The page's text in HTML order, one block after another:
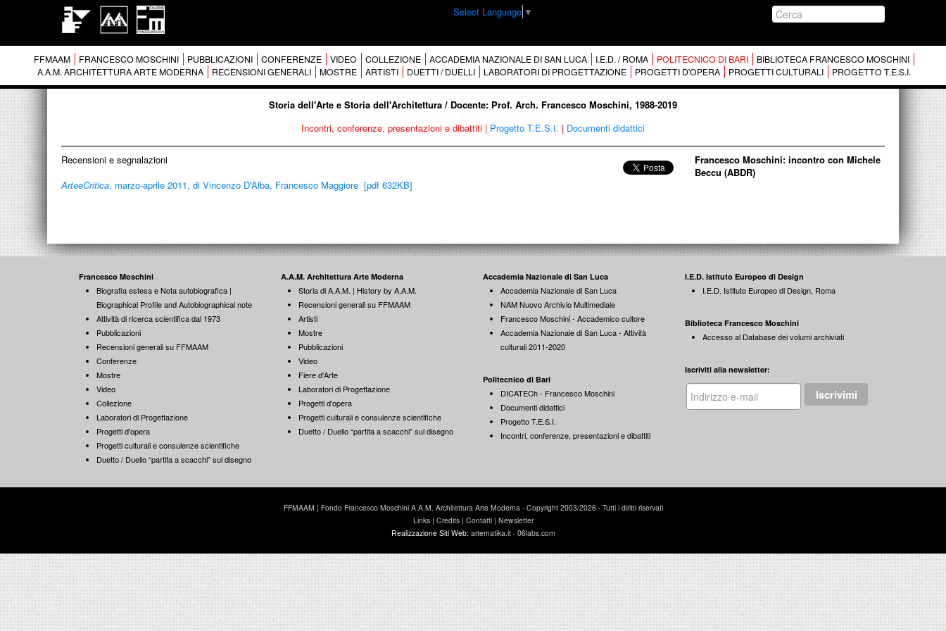
Select Language ▼
FFMAAM FRANCESCO MOSCHINI PUBBLICAZIONI CONFERENZE VIDEO COLLEZIONE ACCADEMIA NAZIONALE DI SAN LUCA I.E.D. / ROMA POLITECNICO DI BARI
BIBLIOTECA FRANCESCO MOSCHINI
A.A.M. ARCHITETTURA ARTE MODERNA
RECENSIONI GENERALI MOSTRE ARTISTI DUETTI / DUELLI LABORATORI DI PROGETTAZIONE PROGETTI D'OPERA PROGETTI CULTURALI PROGETTO T.E.S.I.
Storia dell'Arte e Storia dell'Architettura / Docente: Prof. Arch. Francesco Moschini, 1988-2019
Incontri, conferenze, presentazioni e dibattiti | Progetto T.E.S.I. | Documenti didattici
Recensioni e segnalazioni
ArteeCritica, marzo-aprile 2011, di Vincenzo D'Alba, Francesco Maggiore [pdf 632KB]
Francesco Moschini: incontro con Michele
Beccu (ABDR)
Francesco Moschini
Biografia estesa e Nota autobiografica |
Biographical Profile and Autobiographical note
Attività di ricerca scientifica dal 1973
Pubblicazioni
Recensioni generali su FFMAAM
Conferenze
Mostre
Video
Collezione
Laboratori di Progettazione
Progetti d'opera
Progetti culturali e consulenze scientifiche
Duetto / Duello “partita a scacchi” sul disegno
A.A.M. Architettura Arte Moderna
Storia di A.A.M. | History by A.A.M.
Recensioni generali su FFMAAM
Artisti
Mostre
Pubblicazioni
Video
Fiere d'Arte
Laboratori di Progettazione
Progetti d'opera
Progetti culturali e consulenze scientifiche
Duetto / Duello “partita a scacchi” sul disegno
Accademia Nazionale di San Luca
Accademia Nazionale di San Luca
NAM Nuovo Archivio Multimediale
Francesco Moschini - Accademico cultore
Accademia Nazionale di San Luca - Attività
culturali 2011-2020
Politecnico di Bari
DICATECh - Francesco Moschini
Documenti didattici
Progetto T.E.S.I.
Incontri, conferenze, presentazioni e dibattiti
I.E.D. Istituto Europeo di Design
I.E.D. Istituto Europeo di Design, Roma
Biblioteca Francesco Moschini
Accesso al Database dei volumi archiviati
Iscriviti alla newsletter:
FFMAAM | Fondo Francesco Moschini A.A.M. Architettura Arte Moderna - Copyright 2003/2026 - Tutti i diritti riservati
Links | Credits | Contatti | Newsletter
Realizzazione Siti Web: artematika.it- 06labs.com